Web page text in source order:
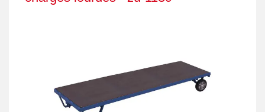
GERBEUR ET CRIC INDUSTRIEL